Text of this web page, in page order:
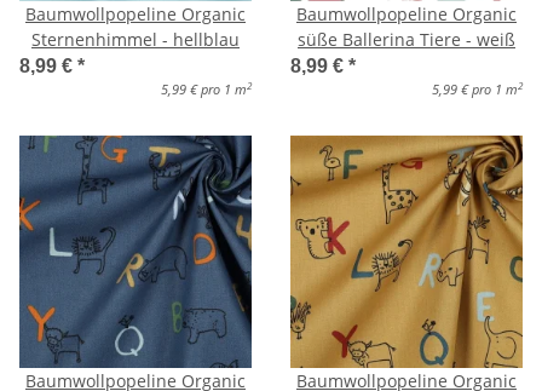
Baumwollpopeline Organic
Sternenhimmel - hellblau
8,99 € *
5,99 € pro 1 m 2
Baumwollpopeline Organic
süße Ballerina Tiere - weiß
8,99 € *
5,99 € pro 1 m 2
Baumwollpopeline Organic Baumwollpopeline Organic